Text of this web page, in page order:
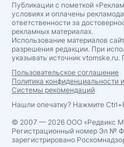
Публикации с пометкой
условиях и оплачены
ответственности за
рекламных материалах.
Использование материалов
разрешения редакции. При
указывать источник vtomske.ru.
Пользовательское соглашение
Политика конфиденциальности
Системы рекомендаций
Нашли опечатку? Нажмите
© 2007 — 2026 ООО «Редвикс
Регистрационный номер Эл №
зарегистрировано